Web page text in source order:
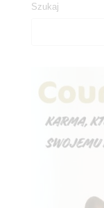
Szukaj